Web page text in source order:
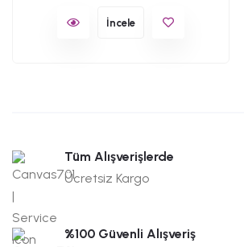
İncele
Tüm Alışverişlerde
Ücretsiz Kargo
%100 Güvenli Alışveriş